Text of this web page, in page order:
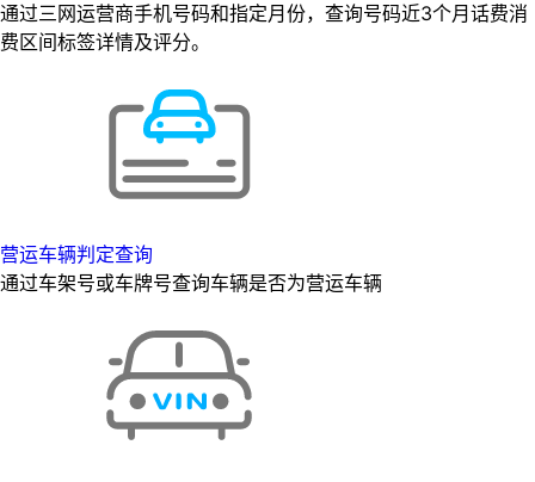
通过三网运营商手机号码和指定月份，查询号码近3个月话费消
费区间标签详情及评分。
营运车辆判定查询
通过车架号或车牌号查询车辆是否为营运车辆